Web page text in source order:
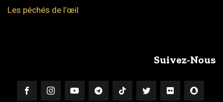
Les péchés de l’œil
Suivez-Nous